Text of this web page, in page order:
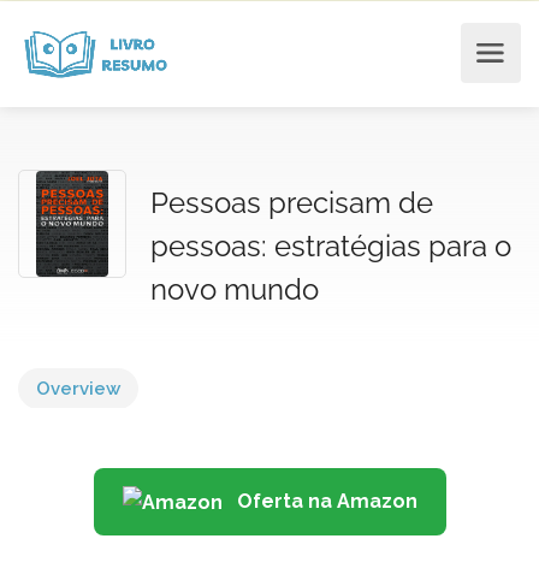
Pessoas precisam de
pessoas: estratégias para o
novo mundo
Overview
Oferta na Amazon